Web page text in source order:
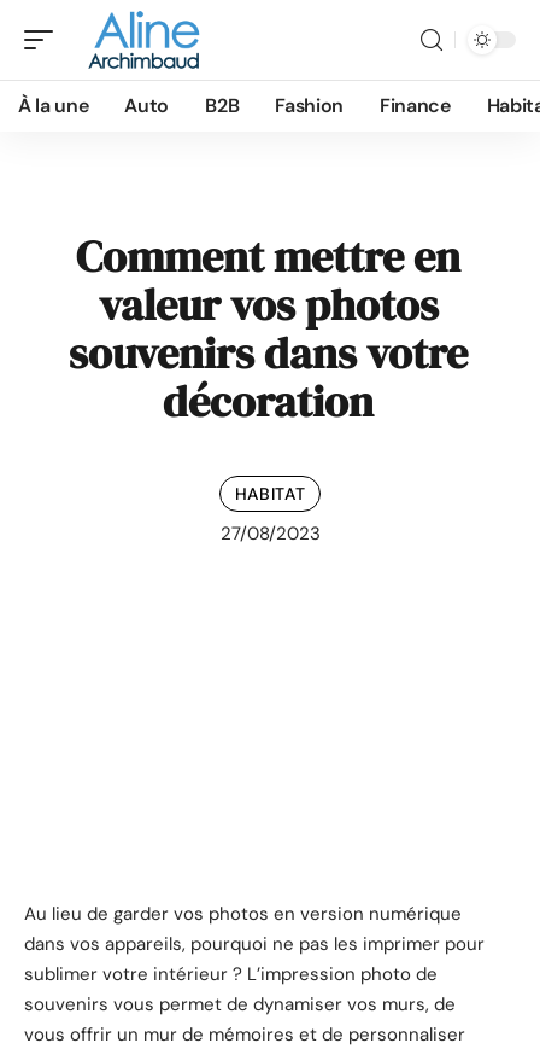
À la une Auto B2B Fashion Finance
Comment mettre en
valeur vos photos
souvenirs dans votre
décoration
HABITAT
27/08/2023
Au lieu de garder vos photos en version numérique
dans vos appareils, pourquoi ne pas les imprimer pour
sublimer votre intérieur ? L’impression photo de
souvenirs vous permet de dynamiser vos murs, de
vous offrir un mur de mémoires et de personnaliser